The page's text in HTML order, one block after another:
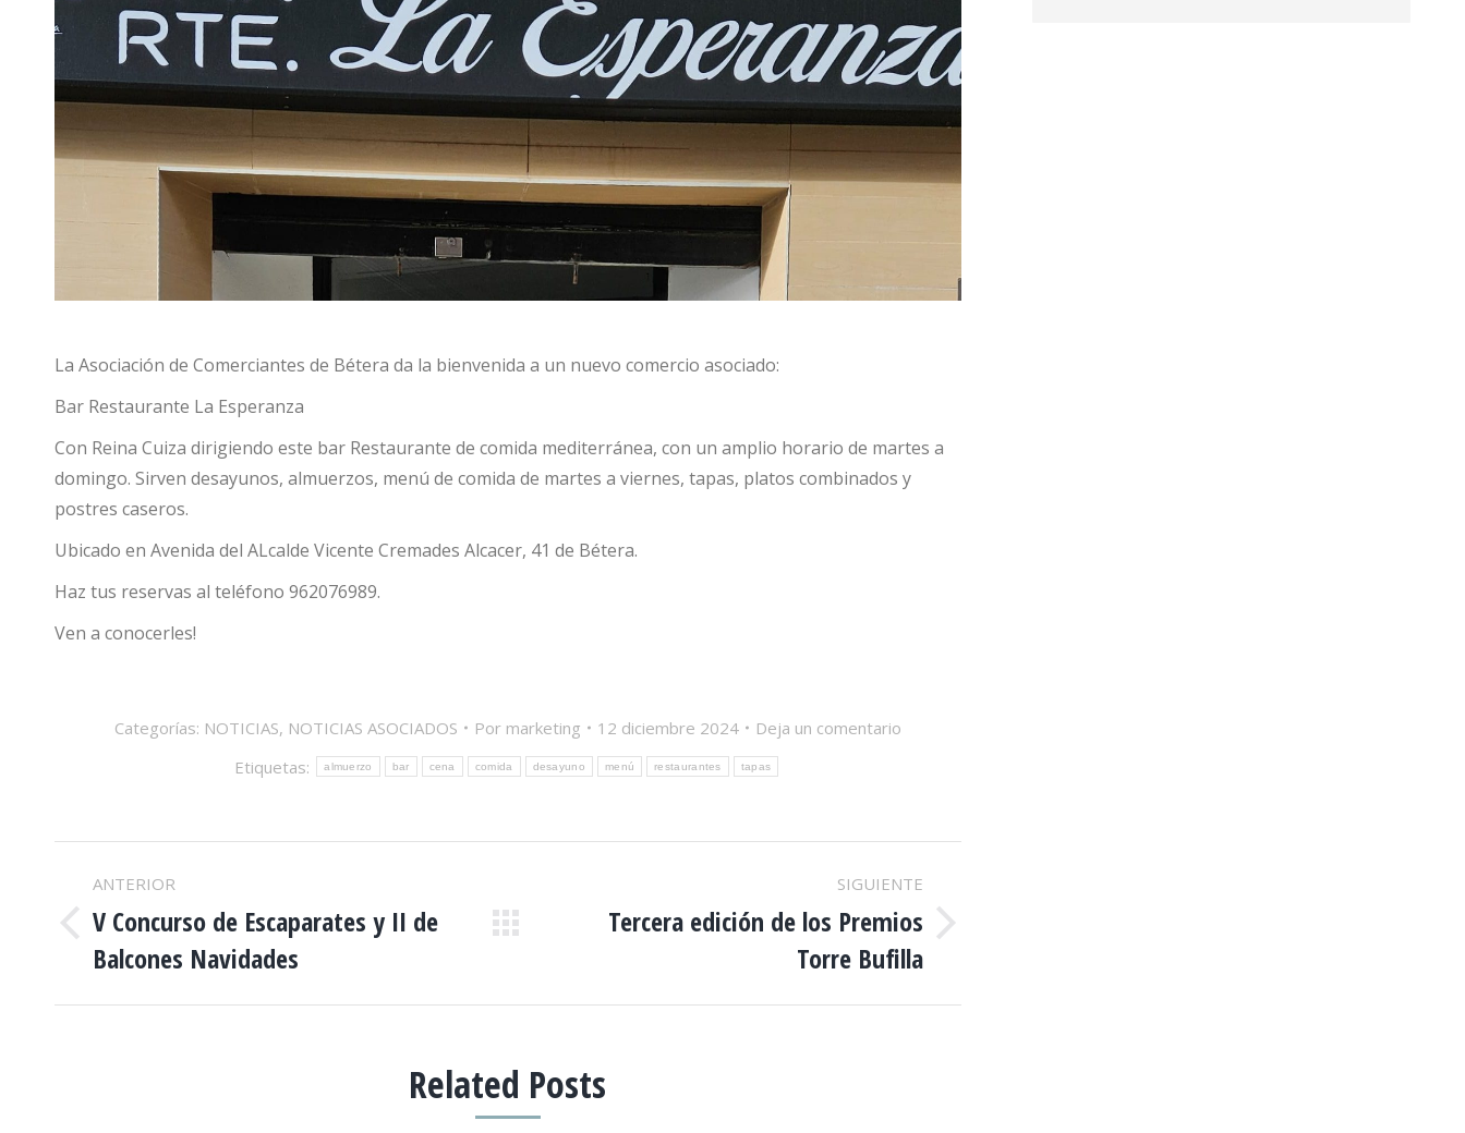
La Asociación de Comerciantes de Bétera da la bienvenida a un nuevo comercio asociado:
Bar Restaurante La Esperanza
Con Reina Cuiza dirigiendo este bar Restaurante de comida mediterránea, con un amplio horario de martes a
domingo. Sirven desayunos, almuerzos, menú de comida de martes a viernes, tapas, platos combinados y
postres caseros.
Ubicado en Avenida del ALcalde Vicente Cremades Alcacer, 41 de Bétera.
Haz tus reservas al teléfono 962076989.
Ven a conocerles!
Categorías: NOTICIAS, NOTICIAS ASOCIADOS Por marketing 12 diciembre 2024
Deja un comentario
Etiquetas:
almuerzo bar cena comida desayuno menú restaurantes tapas
NAVEGACIÓN
ENTRE
PUBLICACIONES
ANTERIOR
Publicación
anterior:
V Concurso de Escaparates y II de
Balcones Navidades
SIGUIENTE
PublicaciónTercera edición de los Premios
Torre Bufilla
Related Posts